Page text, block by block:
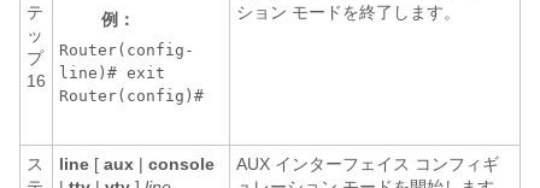
テ
ッ
プ
16
例：
Router(config-
line)# exit
Router(config)#
ション モードを終了します。
ス
line [ aux | console
AUX インターフェイス コンフィギ